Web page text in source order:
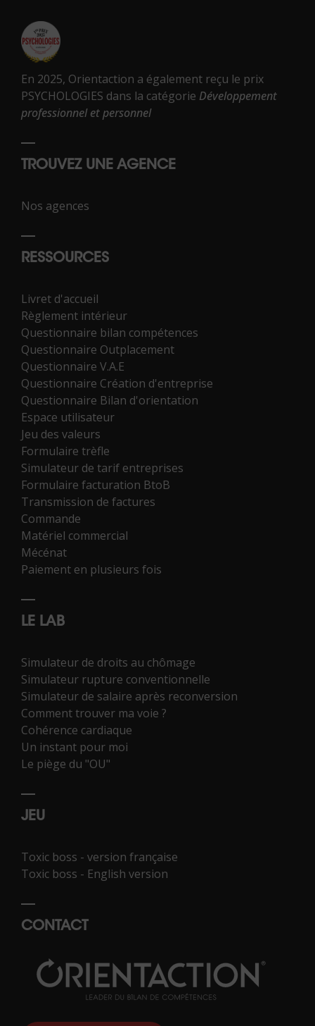
En 2025, Orientaction a également reçu le prix
PSYCHOLOGIES dans la catégorie Développement
professionnel et personnel
TROUVEZ UNE AGENCE
Nos agences
RESSOURCES
Livret d'accueil
Règlement intérieur
Questionnaire bilan compétences
Questionnaire Outplacement
Questionnaire V.A.E
Questionnaire Création d'entreprise
Questionnaire Bilan d'orientation
Espace utilisateur
Jeu des valeurs
Formulaire trèfle
Simulateur de tarif entreprises
Formulaire facturation BtoB
Transmission de factures
Commande
Matériel commercial
Mécénat
Paiement en plusieurs fois
LE LAB
Simulateur de droits au chômage
Simulateur rupture conventionnelle
Simulateur de salaire après reconversion
Comment trouver ma voie ?
Cohérence cardiaque
Un instant pour moi
Le piège du "OU"
JEU
Toxic boss - version française
Toxic boss - English version
CONTACT